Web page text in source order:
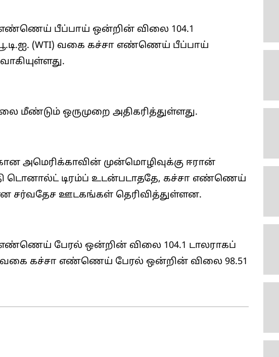
எண்ணெய் பீப்பாய் ஒன்றின் விலை 104.1
(WTI) வகை கச்சா எண்ணெய் பீப்பாய்
ஒருமுறை அதிகரித்துள்ளது.
அமெரிக்காவின் முன்மொழிவுக்கு ஈரான்
டொனால்ட் டிரம்ப் உடன்படாததே, கச்சா எண்ணெய்
சர்வதேச ஊடகங்கள் தெரிவித்துள்ளன.
எண்ணெய் பேரல் ஒன்றின் விலை 104.1 டாலராகப்
வகை கச்சா எண்ணெய் பேரல் ஒன்றின் விலை 98.51